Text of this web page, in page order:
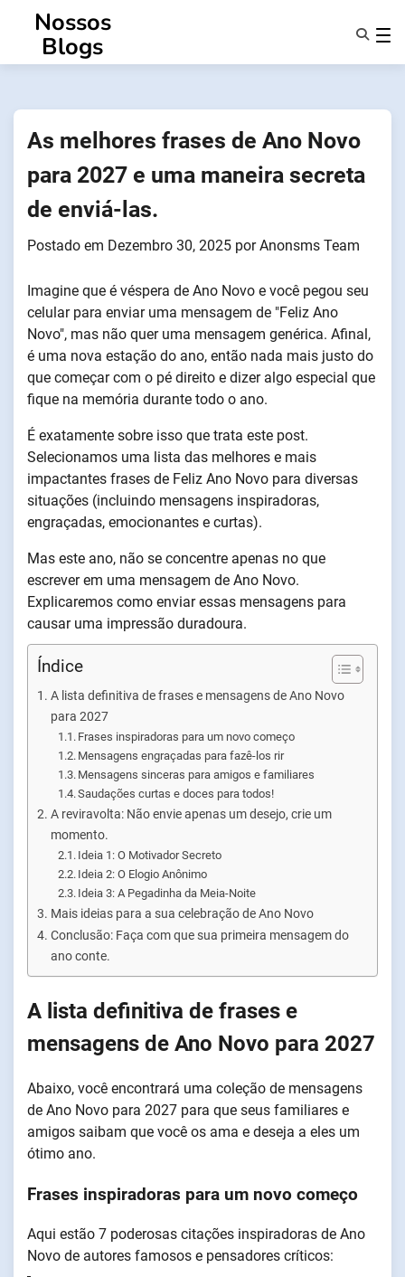
SaltarNossos
Blogs
Sobre Nós
As melhores frases de Ano Novo
para 2027 e uma maneira secreta
de enviá-las.
Postado em Dezembro 30, 2025 porAnonsms Team
Imagine que é véspera de Ano Novo e você pegou seu
celular para enviar uma mensagem de "Feliz Ano
Novo", mas não quer uma mensagem genérica. Afinal,
é uma nova estação do ano, então nada mais justo do
que começar com o pé direito e dizer algo especial que
fique na memória durante todo o ano.
É exatamente sobre isso que trata este post.
Selecionamos uma lista das melhores e mais
impactantes frases de Feliz Ano Novo para diversas
situações (incluindo mensagens inspiradoras,
engraçadas, emocionantes e curtas).
Mas este ano, não se concentre apenas no que
escrever em uma mensagem de Ano Novo.
Explicaremos como enviar essas mensagens para
causar uma impressão duradoura.
Índice
A lista definitiva de frases e mensagens de Ano Novo
para 2027
Frases inspiradoras para um novo começo
Mensagens engraçadas para fazê-los rir
Mensagens sinceras para amigos e familiares
Saudações curtas e doces para todos!
A reviravolta: Não envie apenas um desejo, crie um
momento.
Ideia 1: O Motivador Secreto
Ideia 2: O Elogio Anônimo
Ideia 3: A Pegadinha da Meia-Noite
Mais ideias para a sua celebração de Ano Novo
Conclusão: Faça com que sua primeira mensagem do
ano conte.
A lista definitiva de frases e
mensagens de Ano Novo para 2027
Abaixo, você encontrará uma coleção de mensagens
de Ano Novo para 2027 para que seus familiares e
amigos saibam que você os ama e deseja a eles um
ótimo ano.
Frases inspiradoras para um novo começo
Aqui estão 7 poderosas citações inspiradoras de Ano
Novo de autores famosos e pensadores críticos: